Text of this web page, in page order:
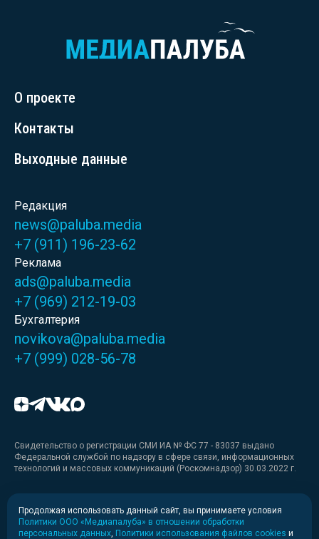
О проекте
Контакты
Выходные данные
Редакция
news@paluba.media
+7 (911) 196-23-62
Реклама
ads@paluba.media
+7 (969) 212-19-03
Бухгалтерия
novikova@paluba.media
+7 (999) 028-56-78
Свидетельство о регистрации СМИ ИА № ФС 77 - 83037 выдано
Федеральной службой по надзору в сфере связи, информационных
технологий и массовых коммуникаций (Роскомнадзор) 30.03.2022 г.
Медиакит
Медиакит для печати
Продолжая использовать данный сайт, вы принимаете условия
Политики ООО «Медиапалуба» в отношении обработки
персональных данных Политики использования файлов cookies и